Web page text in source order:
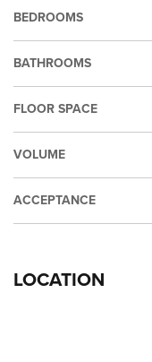
BEDROOMS
BATHROOMS
FLOOR SPACE
VOLUME
ACCEPTANCE
LOCATION